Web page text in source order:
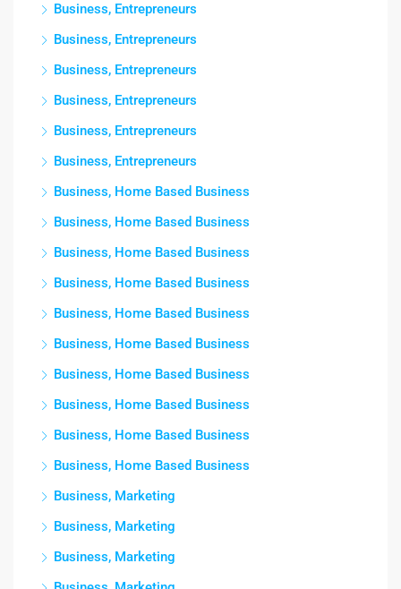
Business, Entrepreneurs
Business, Entrepreneurs
Business, Entrepreneurs
Business, Entrepreneurs
Business, Entrepreneurs
Business, Entrepreneurs
Business, Home Based Business
Business, Home Based Business
Business, Home Based Business
Business, Home Based Business
Business, Home Based Business
Business, Home Based Business
Business, Home Based Business
Business, Home Based Business
Business, Home Based Business
Business, Home Based Business
Business, Marketing
Business, Marketing
Business, Marketing